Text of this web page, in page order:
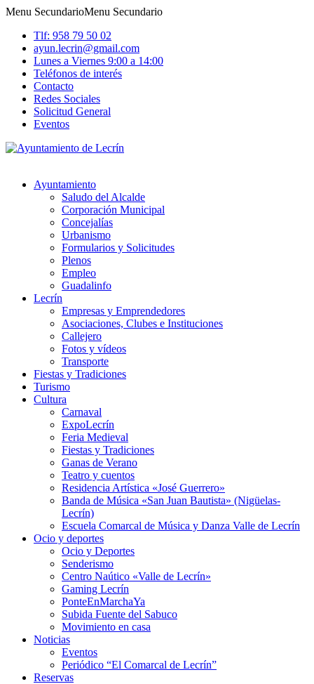
Menu SecundarioMenu Secundario
Tlf: 958 79 50 02
ayun.lecrin@gmail.com
Lunes a Viernes 9:00 a 14:00
Teléfonos de interés
Contacto
Redes Sociales
Solicitud General
Eventos
Ayuntamiento
Saludo del Alcalde
Corporación Municipal
Concejalías
Urbanismo
Formularios y Solicitudes
Plenos
Empleo
Guadalinfo
Lecrín
Empresas y Emprendedores
Asociaciones, Clubes e Instituciones
Callejero
Fotos y vídeos
Transporte
Fiestas y Tradiciones
Turismo
Cultura
Carnaval
ExpoLecrín
Feria Medieval
Fiestas y Tradiciones
Ganas de Verano
Teatro y cuentos
Residencia Artística «José Guerrero»
Banda de Música «San Juan Bautista» (Nigüelas-
Lecrín)
Escuela Comarcal de Música y Danza Valle de Lecrín
Ocio y deportes
Ocio y Deportes
Senderismo
Centro Naútico «Valle de Lecrín»
Gaming Lecrín
PonteEnMarchaYa
Subida Fuente del Sabuco
Movimiento en casa
Noticias
Eventos
Periódico “El Comarcal de Lecrín”
Reservas